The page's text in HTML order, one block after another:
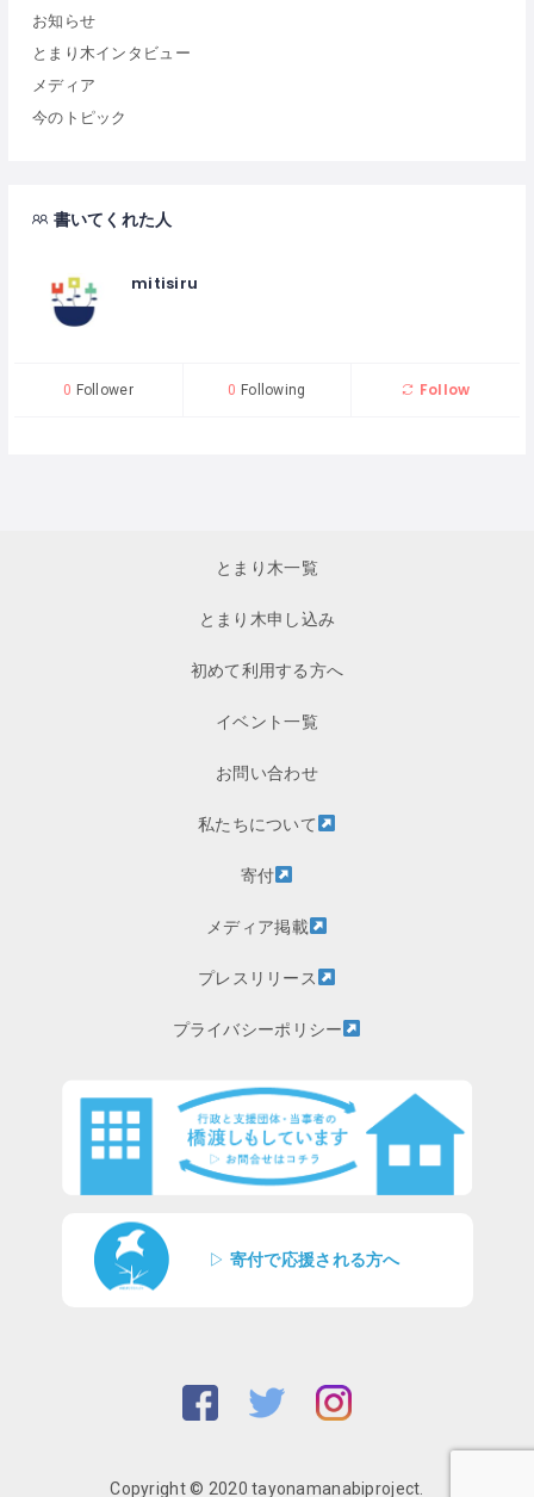
お知らせ
とまり木インタビュー
メディア
今のトピック
書いてくれた人
mitisiru
0 Follower 0 Following Follow
とまり木一覧
とまり木申し込み
初めて利用する方へ
イベント一覧
お問い合わせ
私たちについて
寄付
メディア掲載
プレスリリース
プライバシーポリシー
▷ 寄付で応援される方へ
Copyright © 2020 tayonamanabiproject.